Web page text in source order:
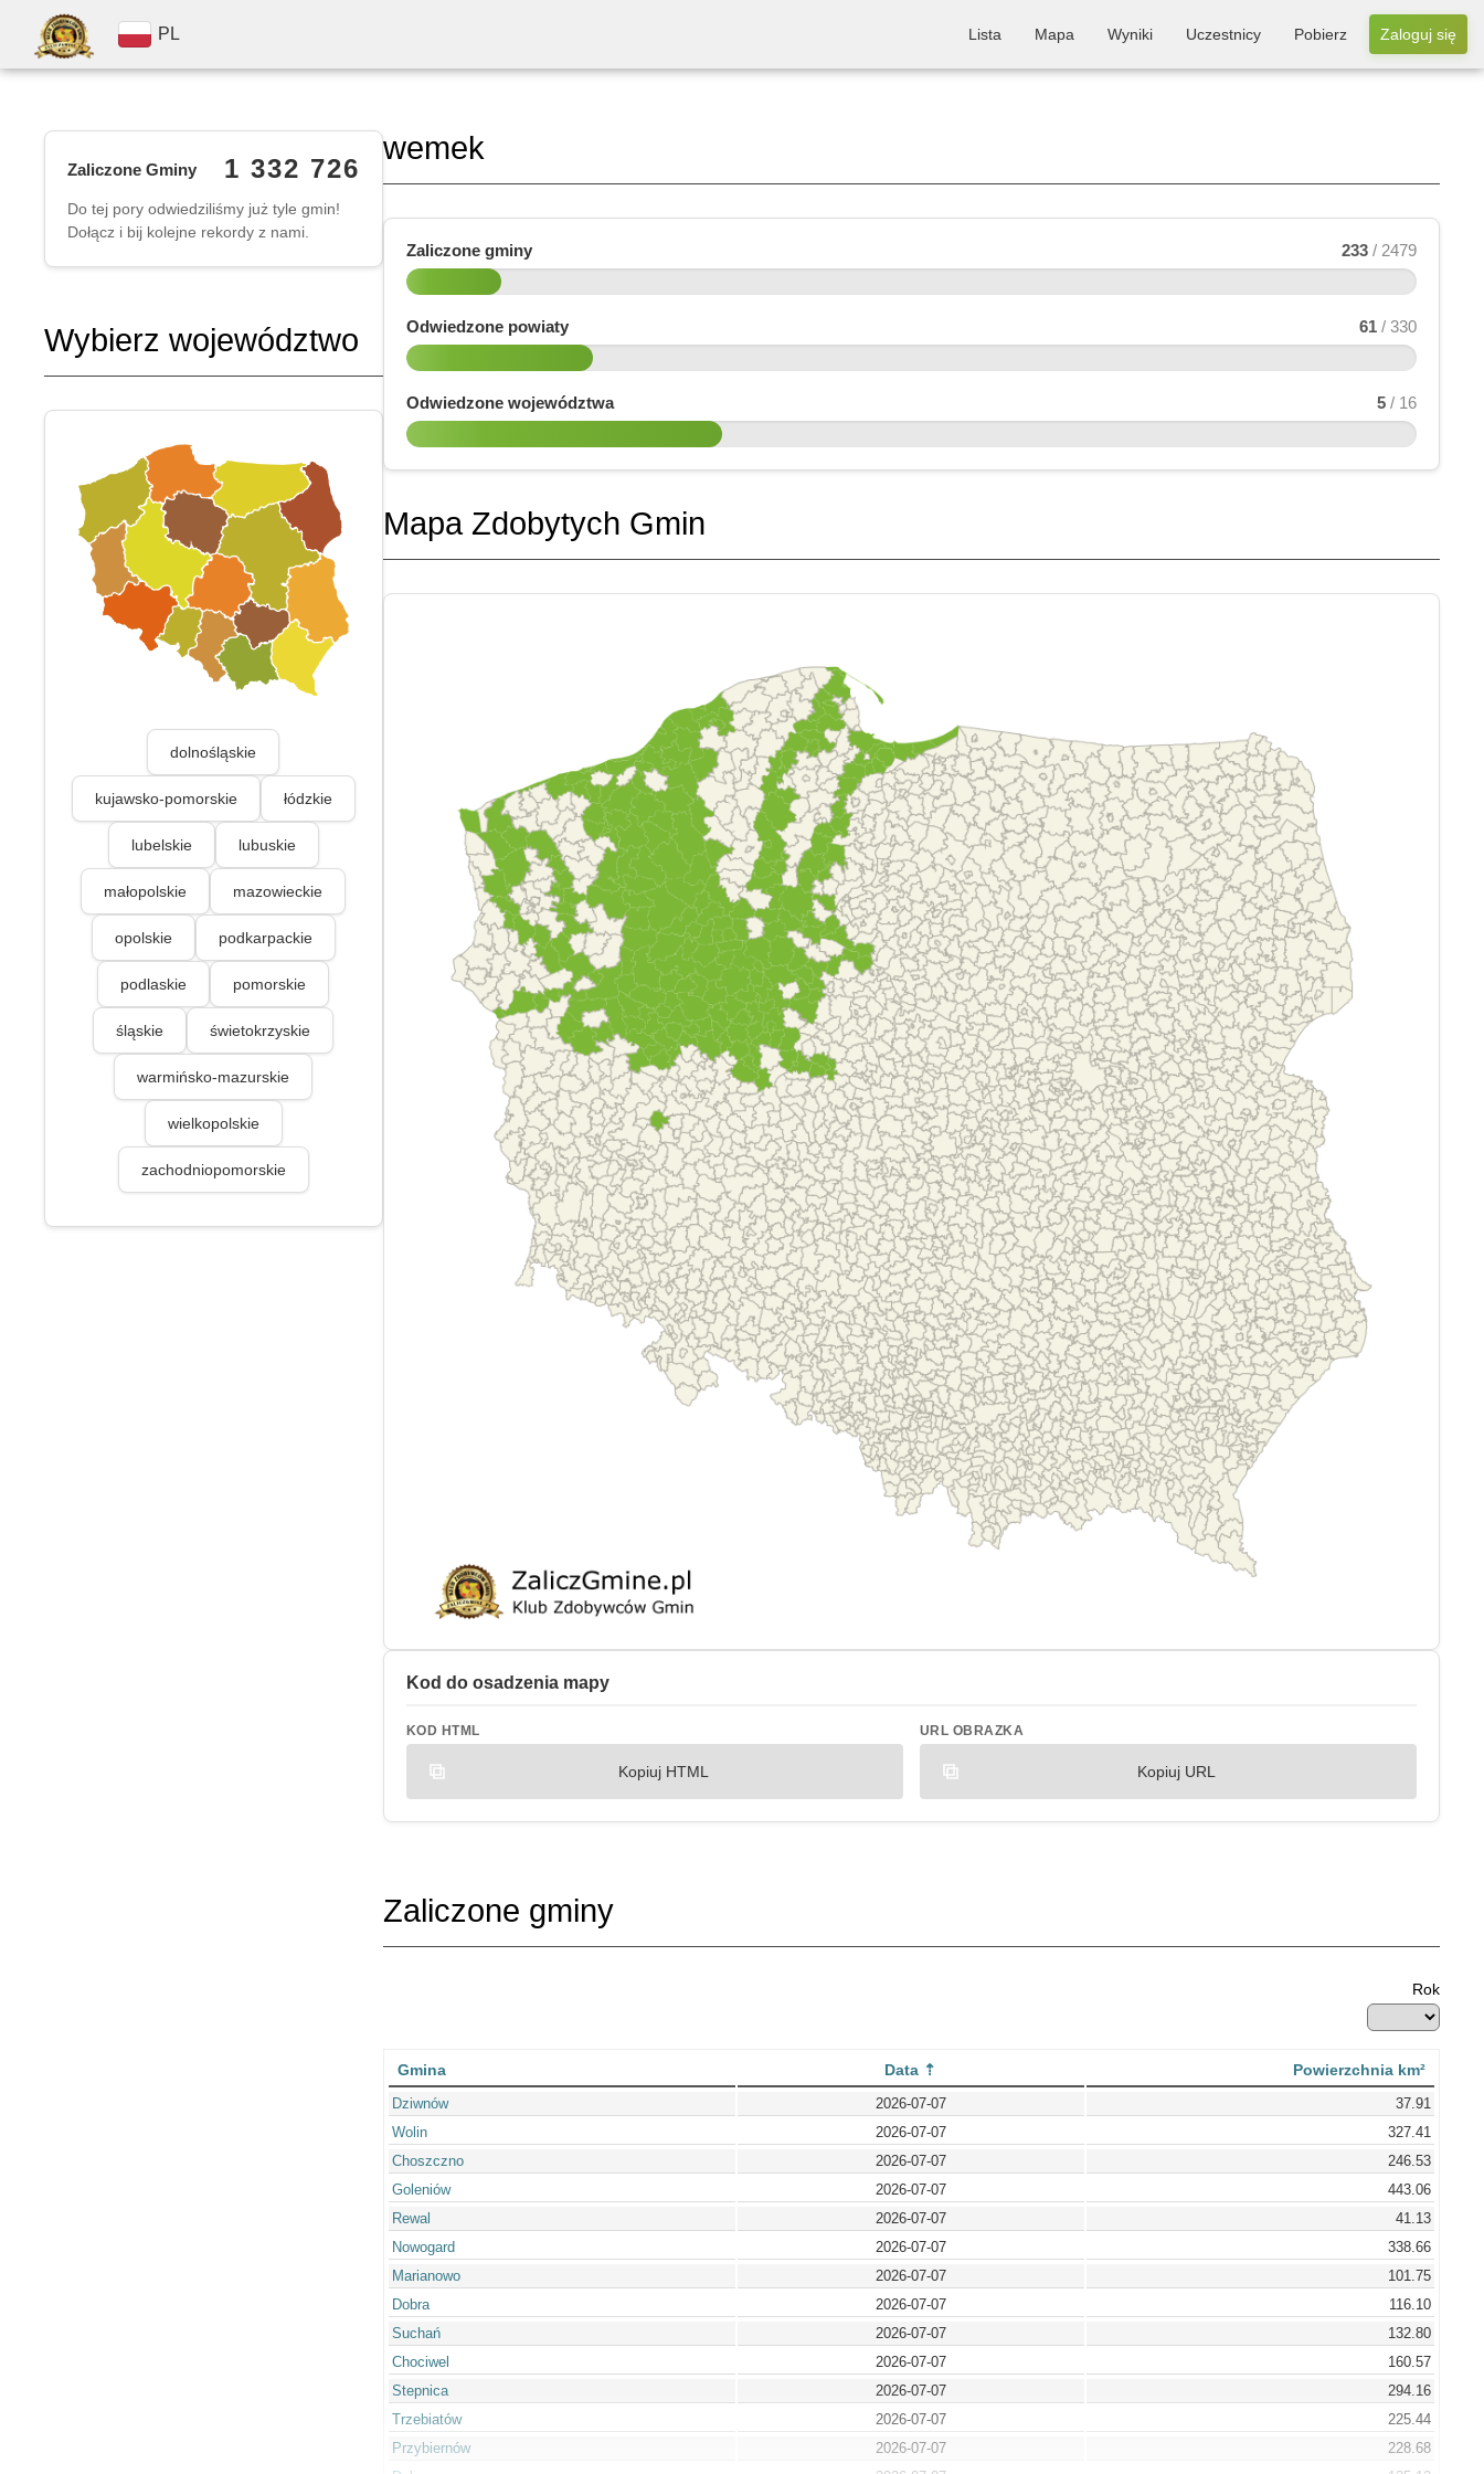
PL Lista Mapa Wyniki Uczestnicy Pobierz Zaloguj się
Zaliczone Gminy 1 332 726
Do tej pory odwiedziliśmy już tyle gmin!
Dołącz i bij kolejne rekordy z nami.
Wybierz województwo
dolnośląskie
kujawsko-pomorskie łódzkie
lubelskie lubuskie
małopolskie mazowieckie
opolskie podkarpackie
podlaskie pomorskie
śląskie świetokrzyskie
warmińsko-mazurskie
wielkopolskie
zachodniopomorskie
wemek
Zaliczone gminy 233 / 2479
Odwiedzone powiaty 61 / 330
Odwiedzone województwa 5 / 16
Mapa Zdobytych Gmin
Kod do osadzenia mapy
KOD HTML
Kopiuj HTML
URL OBRAZKA
Kopiuj URL
Zaliczone gminy
Rok
Gmina Data Powierzchnia km²
Dziwnów 2026-07-07
37.91
Wolin
2026-07-07
327.41
Choszczno
2026-07-07
246.53
Goleniów
2026-07-07
443.06
Rewal
2026-07-07
41.13
Nowogard
2026-07-07
338.66
Marianowo
2026-07-07
101.75
Dobra
2026-07-07
116.10
Suchań
2026-07-07
132.80
Chociwel
2026-07-07
160.57
Stepnica
2026-07-07
294.16
Trzebiatów
2026-07-07
225.44
Przybiernów
2026-07-07
228.68